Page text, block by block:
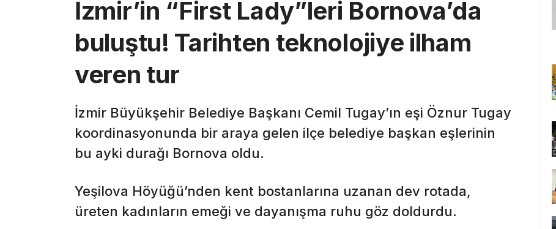
İzmir’in “First Lady”leri Bornova’da
buluştu! Tarihten teknolojiye ilham
veren tur
İzmir Büyükşehir Belediye Başkanı Cemil Tugay’ın eşi Öznur Tugay
koordinasyonunda bir araya gelen ilçe belediye başkan eşlerinin
bu ayki durağı Bornova oldu.
Yeşilova Höyüğü’nden kent bostanlarına uzanan dev rotada,
üreten kadınların emeği ve dayanışma ruhu göz doldurdu.